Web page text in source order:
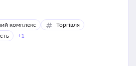
комплекс
Торгівля
+1